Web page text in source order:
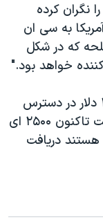
نگران کرده
به سی ان
که در شکل
خواهد بود."
تفنگ در اواخر سال جاری به قیمت ۳۹۵ دلار در دسترس
خواهد بود، و شرکت سازنده آن گفته است تاکنون ۲۵۰۰ ای
دریافت